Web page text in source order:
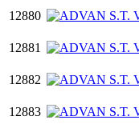
12880
12881
12882
12883